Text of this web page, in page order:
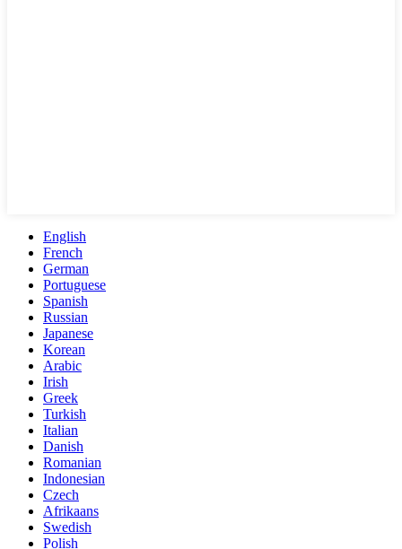
English
French
German
Portuguese
Spanish
Russian
Japanese
Korean
Arabic
Irish
Greek
Turkish
Italian
Danish
Romanian
Indonesian
Czech
Afrikaans
Swedish
Polish